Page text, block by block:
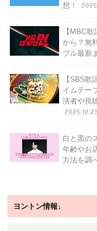
想！
【MBC
から？無
ブル最新
【SBS歌
イムテー
演者や視
白と黒の
年齢やお
方法を調
ヨントン情報↓